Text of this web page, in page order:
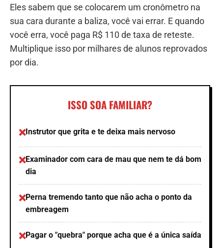
Eles sabem que se colocarem um cronômetro na
sua cara durante a baliza, você vai errar. E quando
você erra, você paga R$ 110 de taxa de reteste.
Multiplique isso por milhares de alunos reprovados
por dia.
ISSO SOA FAMILIAR?
Instrutor que grita e te deixa mais nervoso
Examinador com cara de mau que nem te dá bom
dia
Perna tremendo tanto que não acha o ponto da
embreagem
Pagar o "quebra" porque acha que é a única saída